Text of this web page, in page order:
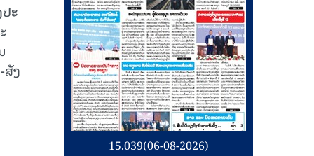
ະ​
ງ​
15.039(06-08-2026)